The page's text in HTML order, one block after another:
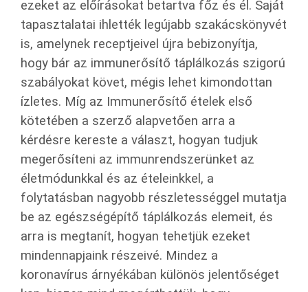
ezeket az előírásokat betartva főz és él. Saját
tapasztalatai ihlették legújabb szakácskönyvét
is, amelynek receptjeivel újra bebizonyítja,
hogy bár az immunerősítő táplálkozás szigorú
szabályokat követ, mégis lehet kimondottan
ízletes. Míg az Immunerősítő ételek első
kötetében a szerző alapvetően arra a
kérdésre kereste a választ, hogyan tudjuk
megerősíteni az immunrendszerünket az
életmódunkkal és az ételeinkkel, a
folytatásban nagyobb részletességgel mutatja
be az egészségépítő táplálkozás elemeit, és
arra is megtanít, hogyan tehetjük ezeket
mindennapjaink részeivé. Mindez a
koronavírus árnyékában különös jelentőséget